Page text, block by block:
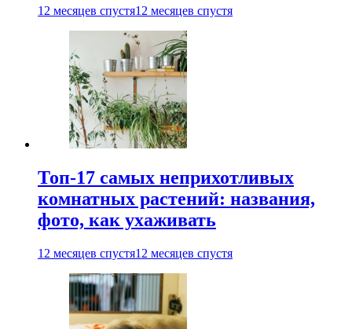
12 месяцев спустя12 месяцев спустя
Топ-17 самых неприхотливых
комнатных растений: названия,
фото, как ухаживать
12 месяцев спустя12 месяцев спустя